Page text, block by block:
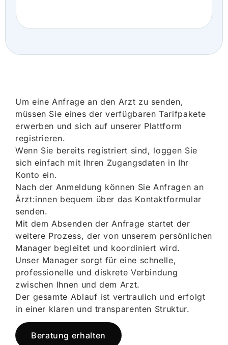
Um eine Anfrage an den Arzt zu senden,
müssen Sie eines der verfügbaren Tarifpakete
erwerben und sich auf unserer Plattform
registrieren.
Wenn Sie bereits registriert sind, loggen Sie
sich einfach mit Ihren Zugangsdaten in Ihr
Konto ein.
Nach der Anmeldung können Sie Anfragen an
Ärzt:innen bequem über das Kontaktformular
senden.
Mit dem Absenden der Anfrage startet der
weitere Prozess, der von unserem persönlichen
Manager begleitet und koordiniert wird.
Unser Manager sorgt für eine schnelle,
professionelle und diskrete Verbindung
zwischen Ihnen und dem Arzt.
Der gesamte Ablauf ist vertraulich und erfolgt
in einer klaren und transparenten Struktur.
Beratung erhalten